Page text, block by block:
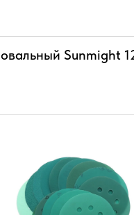
Sunmight